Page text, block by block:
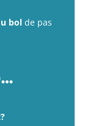
bolde pas